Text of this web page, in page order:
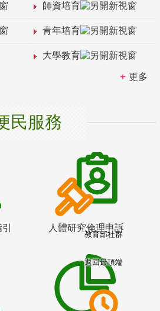
師資培育
青年培育
大學教育
更多
民服務
人體研究倫理申訴
教育部社群
返回最頂端